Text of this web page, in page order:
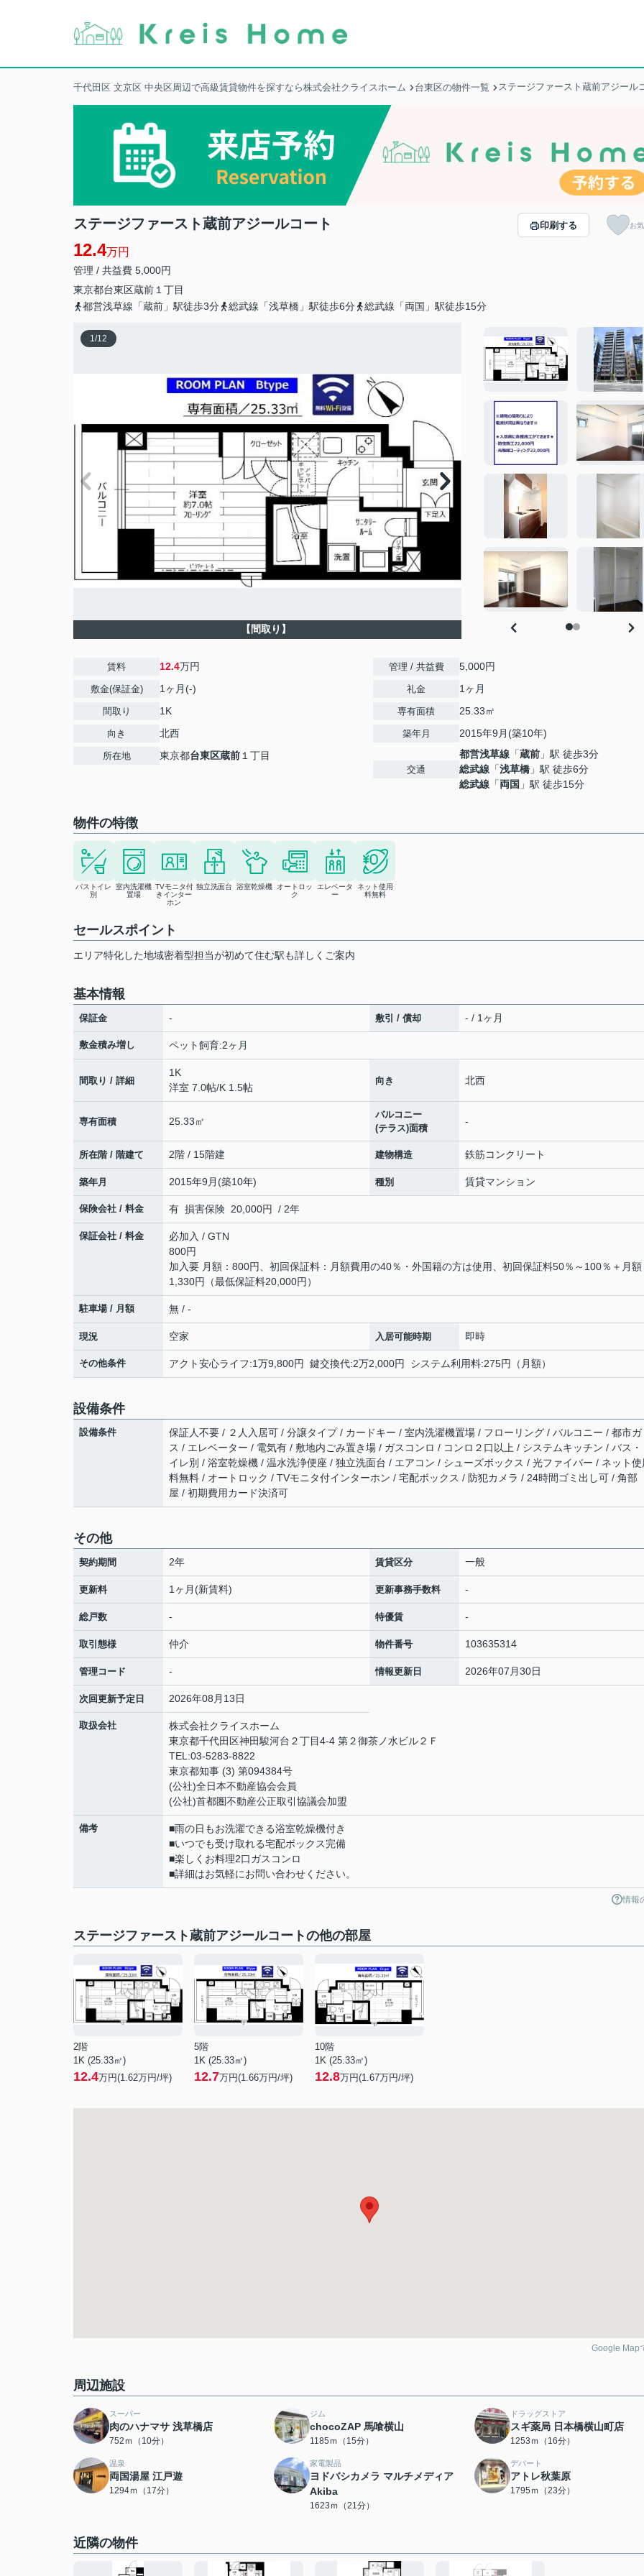
千代田区 文京区 中央区周辺で高級賃貸物件を探すなら株式会社クライスホーム 台東区の物件一覧 ステージファースト蔵前アジール
ステージファースト蔵前アジールコート
12.4万円
管理 / 共益費 5,000円
東京都台東区蔵前 １丁目
都営浅草線「蔵前」駅徒歩3分
総武線「浅草橋」駅徒歩6分 総武線「両国」駅徒歩15分
印刷する お
1/12
【間取り】
賃料 12.4万円
敷金(保証金) 1ヶ月(-)
間取り 1K
向き 北西
所在地 東京都台東区蔵前 １丁目
管理 / 共益費 5,000円
礼金 1ヶ月
専有面積 25.33㎡
築年月 2015年9月(築10年)
交通
都営浅草線 「蔵前 」駅 徒歩3分
総武線 「浅草橋 」駅 徒歩6分
総武線 「両国 」駅 徒歩15分
物件の特徴
バストイレ
別
室内洗濯機
置場
TVモニタ付
きインター
ホン
独立洗面台 浴室乾燥機
オートロッ
ク
エレベータ
ー
ネット使用
料無料
セールスポイント
エリア特化した地域密着型担当が初めて住む駅も詳しくご案内
基本情報
保証金 - 敷引 / 償却 - / 1ヶ月
敷金積み増し ペット飼育:2ヶ月
間取り / 詳細
1K
洋室 7.0帖/K 1.5帖
向き 北西
専有面積 25.33㎡
バルコニー
(テラス)面積
-
所在階 / 階建て 2階 / 15階建 建物構造 鉄筋コンクリート
築年月 2015年9月(築10年) 種別 賃貸マンション
保険会社 / 料金 有 損害保険 20,000円 / 2年
保証会社 / 料金
必加入 / GTN
800円
加入要 月額：800円、初回保証料：月額費用の40％・外国籍の方は使用、初回保証料50％～100％＋月額
1,330円（最低保証料20,000円）
駐車場 / 月額 無 / -
現況 空家 入居可能時期 即時
その他条件 アクト安心ライフ:1万9,800円 鍵交換代:2万2,000円 システム利用料:275円（月額）
設備条件
設備条件
保証人不要 / ２人入居可 / 分譲タイプ / カードキー / 室内洗濯機置場 / フローリング / バルコニー / 都市ガ
ス / エレベーター / 電気有 / 敷地内ごみ置き場 / ガスコンロ / コンロ２口以上 / システムキッチン / バス・
イレ別 / 浴室乾燥機 / 温水洗浄便座 / 独立洗面台 / エアコン / シューズボックス / 光ファイバー / ネット使
料無料 / オートロック / TVモニタ付インターホン / 宅配ボックス / 防犯カメラ / 24時間ゴミ出し可 / 角部
屋 / 初期費用カード決済可
その他
契約期間 2年 賃貸区分 一般
更新料 1ヶ月(新賃料) 更新事務手数料 -
総戸数 - 特優賃 -
取引態様 仲介 物件番号 103635314
管理コード - 情報更新日 2026年07月30日
次回更新予定日 2026年08月13日
取扱会社
株式会社クライスホーム
東京都千代田区神田駿河台２丁目4-4 第２御茶ノ水ビル２Ｆ
TEL:03-5283-8822
東京都知事 (3) 第094384号
(公社)全日本不動産協会会員
(公社)首都圏不動産公正取引協議会加盟
備考
■雨の日もお洗濯できる浴室乾燥機付き
■いつでも受け取れる宅配ボックス完備
■楽しくお料理2口ガスコンロ
■詳細はお気軽にお問い合わせください。
情報
ステージファースト蔵前アジールコートの他の部屋
2階
1K (25.33㎡)
12.4万円(1.62万円/坪)
5階
1K (25.33㎡)
12.7万円(1.66万円/坪)
10階
1K (25.33㎡)
12.8万円(1.67万円/坪)
Google Map
周辺施設
スーパー
肉のハナマサ 浅草橋店
752ｍ（10分）
ジム
chocoZAP 馬喰横山
1185ｍ（15分）
ドラッグストア
スギ薬局 日本橋横山町店
1253ｍ（16分）
温泉
両国湯屋 江戸遊
1294ｍ（17分）
家電製品
ヨドバシカメラ マルチメディア
Akiba
1623ｍ（21分）
デパート
アトレ秋葉原
1795ｍ（23分）
近隣の物件